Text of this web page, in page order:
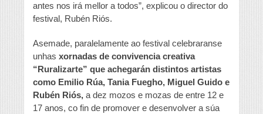
antes nos irá mellor a todos”, explicou o director do
festival, Rubén Riós.
Asemade, paralelamente ao festival celebraranse
unhas xornadas de convivencia creativa
“Ruralizarte” que achegarán distintos artistas
como Emilio Rúa, Tania Fuegho, Miguel Guido e
Rubén Riós, a dez mozos e mozas de entre 12 e
17 anos, co fin de promover e desenvolver a súa